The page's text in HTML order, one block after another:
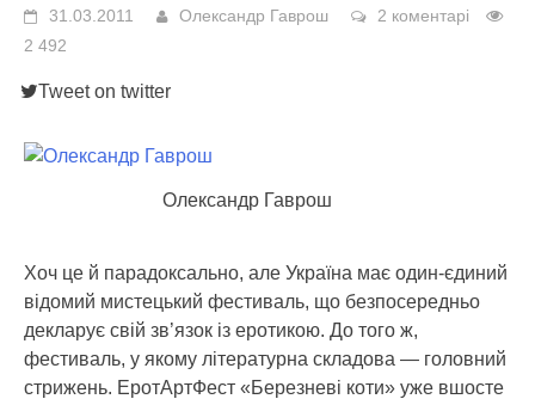
31.03.2011 Олександр Гаврош
2 коментарі
2 492
Tweet on twitter
Олександр Гаврош
Хоч це й парадоксально, але Україна має один-єдиний
відомий мистецький фестиваль, що безпосередньо
декларує свій зв’язок із еротикою. До того ж,
фестиваль, у якому літературна складова — головний
стрижень. ЕротАртФест «Березневі коти» уже вшосте